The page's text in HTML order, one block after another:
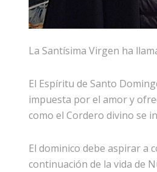
La Santísima Virgen ha
El Espíritu de Santo
impuesta por el amor y
como el Cordero divino se
El dominico debe aspirar a
continuación de la vida de